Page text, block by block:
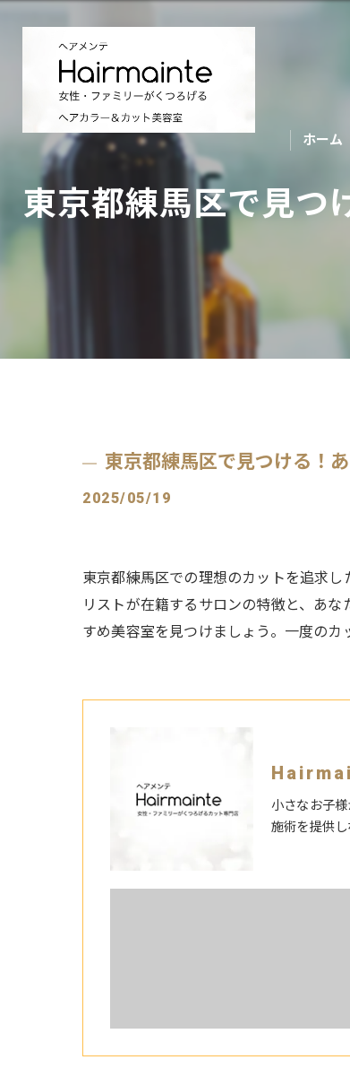
ホーム
東京都練馬区で見つ
東京都練馬区で見つける！
2025/05/19
東京都練馬区での理想のカットを追求
リストが在籍するサロンの特徴と、あ
すめ美容室を見つけましょう。一度のカ
小さなお子
施術を提供し